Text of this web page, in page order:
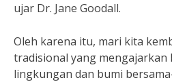
ujar Dr. Jane Goodall.
Oleh karena itu, mari kita
tradisional yang mengajarkan
lingkungan dan bumi